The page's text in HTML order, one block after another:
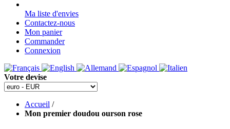
Ma liste d'envies
Contactez-nous
Mon panier
Commander
Connexion
Votre devise
Accueil /
Mon premier doudou ourson rose